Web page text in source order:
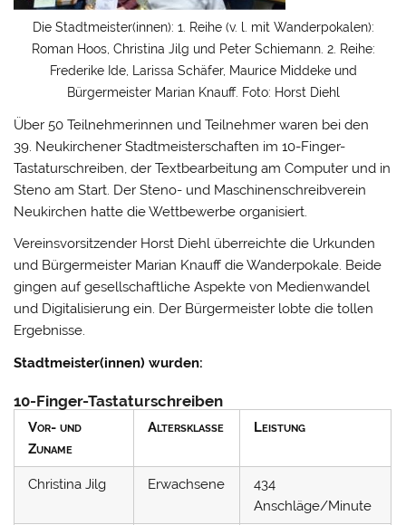
Die Stadtmeister(innen): 1. Reihe (v. l. mit Wanderpokalen):
Roman Hoos, Christina Jilg und Peter Schiemann. 2. Reihe:
Frederike Ide, Larissa Schäfer, Maurice Middeke und
Bürgermeister Marian Knauff. Foto: Horst Diehl
Über 50 Teilnehmerinnen und Teilnehmer waren bei den
39. Neukirchener Stadtmeisterschaften im 10-Finger-
Tastaturschreiben, der Textbearbeitung am Computer und in
Steno am Start. Der Steno- und Maschinenschreibverein
Neukirchen hatte die Wettbewerbe organisiert.
Vereinsvorsitzender Horst Diehl überreichte die Urkunden
und Bürgermeister Marian Knauff die Wanderpokale. Beide
gingen auf gesellschaftliche Aspekte von Medienwandel
und Digitalisierung ein. Der Bürgermeister lobte die tollen
Ergebnisse.
Stadtmeister(innen) wurden:
10-Finger-Tastaturschreiben
Vor- und
Zuname
Altersklasse Leistung
Christina Jilg Erwachsene
434
Anschläge/Minute